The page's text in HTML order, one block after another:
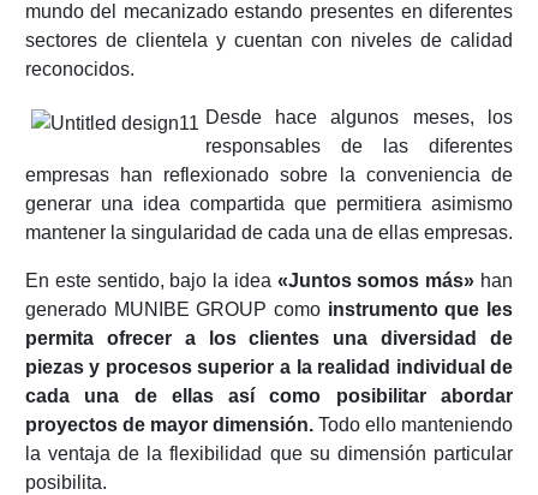
mundo del mecanizado estando presentes en diferentes
sectores de clientela y cuentan con niveles de calidad
reconocidos.
Desde hace algunos meses, los
responsables de las diferentes
empresas han reflexionado sobre la conveniencia de
generar una idea compartida que permitiera asimismo
mantener la singularidad de cada una de ellas empresas.
En este sentido, bajo la idea «Juntos somos más» han
generado MUNIBE GROUP como instrumento que les
permita ofrecer a los clientes una diversidad de
piezas y procesos superior a la realidad individual de
cada una de ellas así como posibilitar abordar
proyectos de mayor dimensión. Todo ello manteniendo
la ventaja de la flexibilidad que su dimensión particular
posibilita.